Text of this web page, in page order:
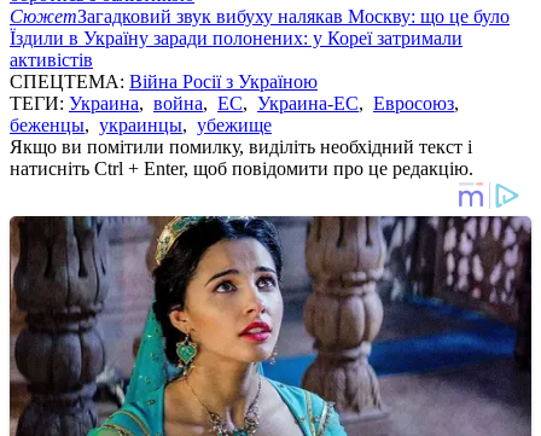
СюжетЗагадковий звук вибуху налякав Москву: що це було
Їздили в Україну заради полонених: у Кореї затримали
активістів
СПЕЦТЕМА: Війна Росії з Україною
ТЕГИ: Украина, война, ЕС, Украина-ЕС, Евросоюз,
беженцы, украинцы, убежище
Якщо ви помітили помилку, виділіть необхідний текст і
натисніть Ctrl + Enter, щоб повідомити про це редакцію.